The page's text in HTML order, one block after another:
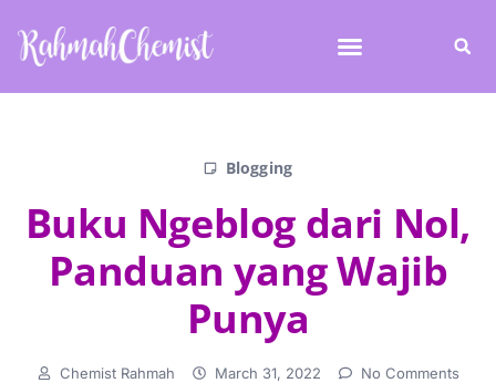
Blogging
Buku Ngeblog dari Nol,
Panduan yang Wajib
Punya
Chemist Rahmah March 31, 2022 No Comments